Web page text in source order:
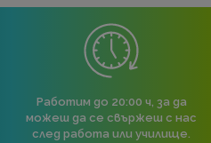
Работим до 20:00 ч, за да
можеш да се свържеш с нас
след работа или училище.